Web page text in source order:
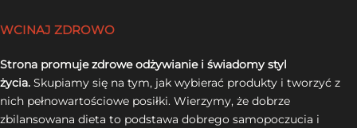
WCINAJ ZDROWO
Strona promuje zdrowe odżywianie i świadomy styl
życia. Skupiamy się na tym, jak wybierać produkty i tworzyć z
nich pełnowartościowe posiłki. Wierzymy, że dobrze
zbilansowana dieta to podstawa dobrego samopoczucia i